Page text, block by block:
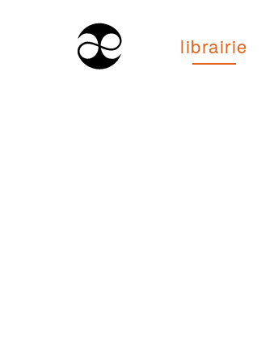
librairie